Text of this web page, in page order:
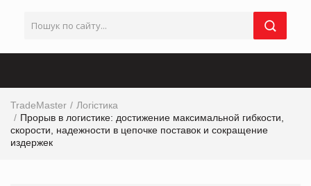
TradeMaster
Логістика
Прорыв в логистике: достижение максимальной гибкости,
скорости, надежности в цепочке поставок и сокращение
издержек